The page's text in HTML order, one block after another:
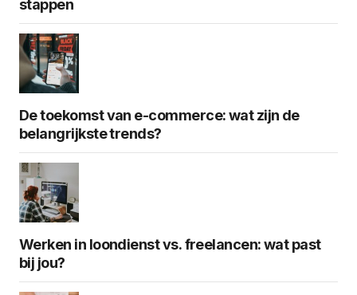
stappen
De toekomst van e-commerce: wat zijn de
belangrijkste trends?
Werken in loondienst vs. freelancen: wat past
bij jou?